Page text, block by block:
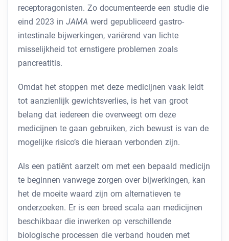
receptoragonisten. Zo documenteerde een studie die
eind 2023 in JAMA werd gepubliceerd gastro-
intestinale bijwerkingen, variërend van lichte
misselijkheid tot ernstigere problemen zoals
pancreatitis.
Omdat het stoppen met deze medicijnen vaak leidt
tot aanzienlijk gewichtsverlies, is het van groot
belang dat iedereen die overweegt om deze
medicijnen te gaan gebruiken, zich bewust is van de
mogelijke risico’s die hieraan verbonden zijn.
Als een patiënt aarzelt om met een bepaald medicijn
te beginnen vanwege zorgen over bijwerkingen, kan
het de moeite waard zijn om alternatieven te
onderzoeken. Er is een breed scala aan medicijnen
beschikbaar die inwerken op verschillende
biologische processen die verband houden met